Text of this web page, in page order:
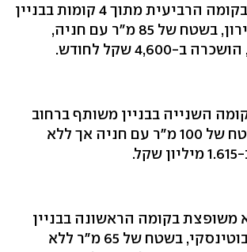
דירת 3.5 חדרים בקומה הרביעית מתוך 4 קומות בבניין
משותף ברחוב מירון, בשטח של 85 מ"ר עם חניה,
שקל לחודש.
בקומה השנייה בבניין משותף ברחוב
עמק החולה, בשטח של 100 מ"ר עם חניה אך ללא
לא משופצת בקומה הראשונה בבניין
משותף ברחוב ז'בוטינסקי, בשטח של 65 מ"ר ללא